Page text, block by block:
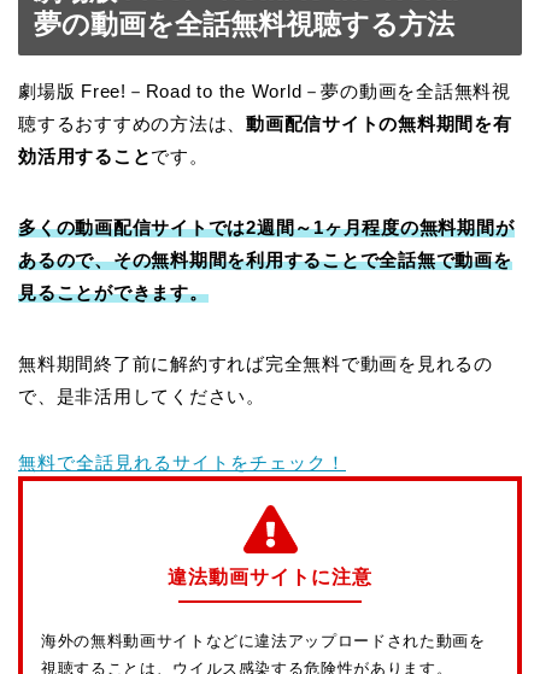
夢の動画を全話無料視聴する方法
劇場版 Free!－Road to the World－夢の動画を全話無料視
聴するおすすめの方法は、動画配信サイトの無料期間を有
効活用することです。
多くの動画配信サイトでは2週間～1ヶ月程度の無料期間が
あるので、その無料期間を利用することで全話無で動画を
見ることができます。
無料期間終了前に解約すれば完全無料で動画を見れるの
で、是非活用してください。
無料で全話見れるサイトをチェック！
違法動画サイトに注意
海外の無料動画サイトなどに違法アップロードされた動画を
視聴することは、ウイルス感染する危険性があります。